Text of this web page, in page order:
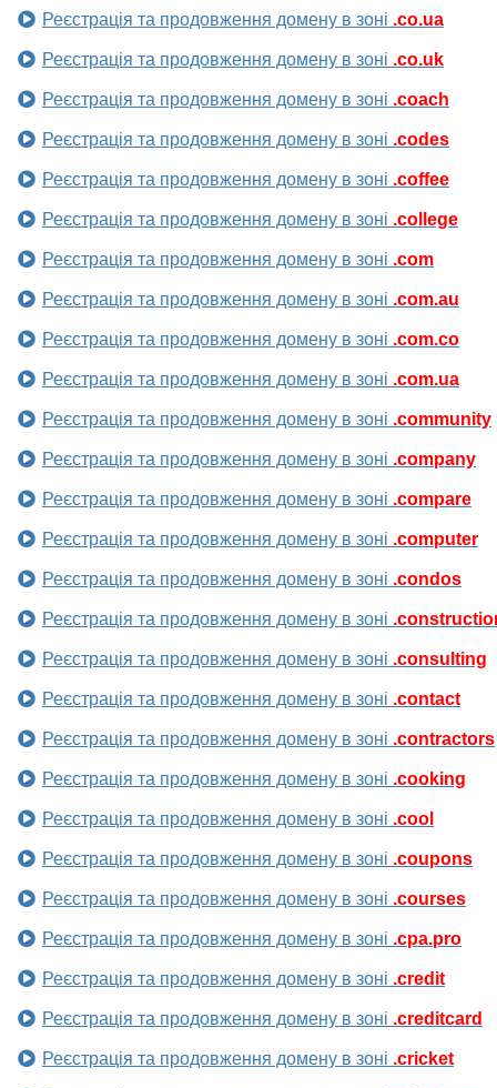
Реєстрація та продовження домену в зоні .co.ua
Реєстрація та продовження домену в зоні .co.uk
Реєстрація та продовження домену в зоні .coach
Реєстрація та продовження домену в зоні .codes
Реєстрація та продовження домену в зоні .coffee
Реєстрація та продовження домену в зоні .college
Реєстрація та продовження домену в зоні .com
Реєстрація та продовження домену в зоні .com.au
Реєстрація та продовження домену в зоні .com.co
Реєстрація та продовження домену в зоні .com.ua
Реєстрація та продовження домену в зоні .community
Реєстрація та продовження домену в зоні .company
Реєстрація та продовження домену в зоні .compare
Реєстрація та продовження домену в зоні .computer
Реєстрація та продовження домену в зоні .condos
Реєстрація та продовження домену в зоні
Реєстрація та продовження домену в зоні .consulting
Реєстрація та продовження домену в зоні .contact
Реєстрація та продовження домену в зоні .contractors
Реєстрація та продовження домену в зоні .cooking
Реєстрація та продовження домену в зоні .cool
Реєстрація та продовження домену в зоні .coupons
Реєстрація та продовження домену в зоні .courses
Реєстрація та продовження домену в зоні .cpa.pro
Реєстрація та продовження домену в зоні .credit
Реєстрація та продовження домену в зоні .creditcard
Реєстрація та продовження домену в зоні .cricket